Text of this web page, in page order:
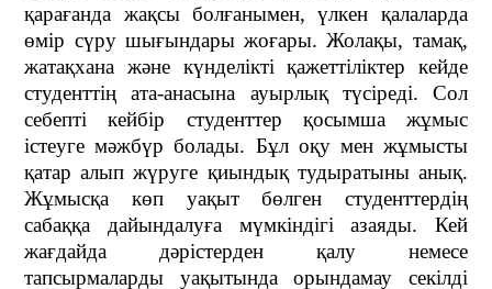
қарағанда жақсы болғанымен, үлкен қалаларда
өмір сүру шығындары жоғары. Жолақы, тамақ,
жатақхана және күнделікті қажеттіліктер кейде
студенттің ата-анасына ауырлық түсіреді. Сол
себепті кейбір студенттер қосымша жұмыс
істеуге мәжбүр болады. Бұл оқу мен жұмысты
қатар алып жүруге қиындық тудыратыны анық.
Жұмысқа көп уақыт бөлген студенттердің
сабаққа дайындалуға мүмкіндігі азаяды. Кей
жағдайда дәрістерден қалу немесе
тапсырмаларды уақытында орындамау секілді